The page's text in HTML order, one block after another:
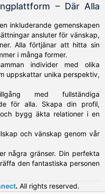
– Där Alla
inkluderande gemenskapen
ansluter för vänskap,
Alla förtjänar att hitta sin
i många former.
individer med olika
uppskattar unika perspektiv,
med fullständiga
för alla. Skapa din profil,
bygg äkta relationer i en
och vänskap genom vår
några gränser. Din perfekta
den fantastiska personen
. All rights reserved.